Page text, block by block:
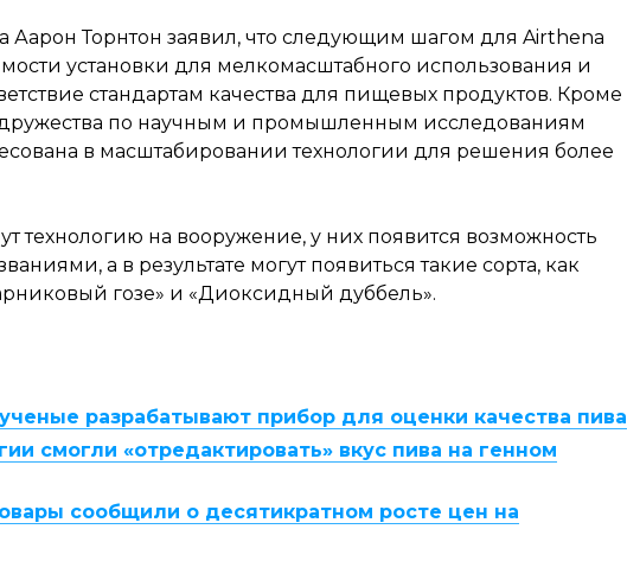
Аарон Торнтон заявил, что следующим шагом для Airthena
установки для мелкомасштабного использования и
стандартам качества для пищевых продуктов. Кроме
по научным и промышленным исследованиям
в масштабировании технологии для решения более
технологию на вооружение, у них появится возможность
а в результате могут появиться такие сорта, как
гозе» и «Диоксидный дуббель».
разрабатывают прибор для оценки качества пива
смогли «отредактировать» вкус пива на генном
сообщили о десятикратном росте цен на